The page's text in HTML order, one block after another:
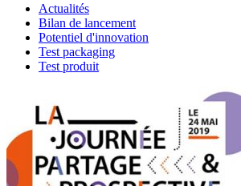
Actualités
Bilan de lancement
Potentiel d'innovation
Test packaging
Test produit